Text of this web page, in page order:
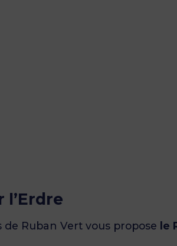
Ruban Vert vous propose le